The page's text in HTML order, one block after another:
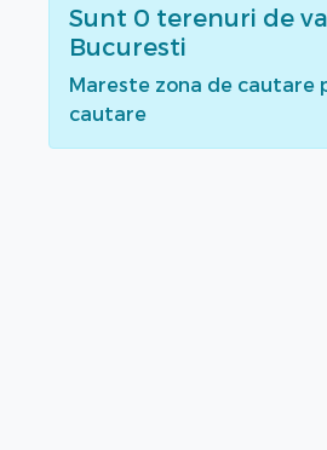
Sunt 0 terenuri de
Bucuresti
Mareste zona de cautare
cautare